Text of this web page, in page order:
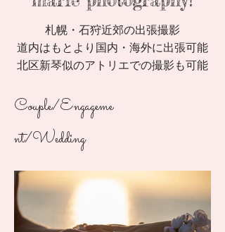
札幌・石狩近郊の出張撮影
道内はもとより国内・海外に出張可能
​北区新琴似のアトリエでの撮影も可能
Couple/Engageme
nt/Wedding